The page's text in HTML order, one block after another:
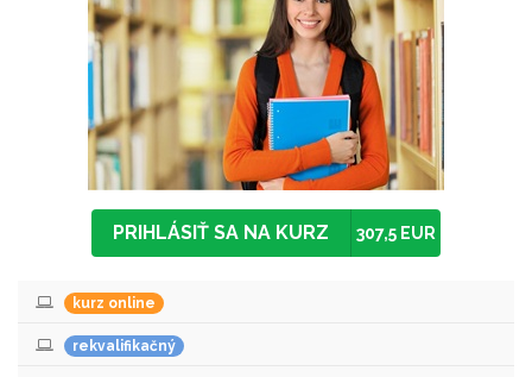
PRIHLÁSIŤ SA NA KURZ 307,5 EUR
kurz online
rekvalifikačný